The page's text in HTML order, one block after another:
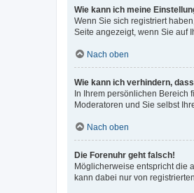
Wie kann ich meine
Wenn Sie sich registriert
Seite angezeigt, wenn Sie auf
Nach oben
Wie kann ich verhindern,
In Ihrem persönlichen Bereich
Moderatoren und Sie selbst
Nach oben
Die Forenuhr geht falsch!
Möglicherweise entspricht die
kann dabei nur von